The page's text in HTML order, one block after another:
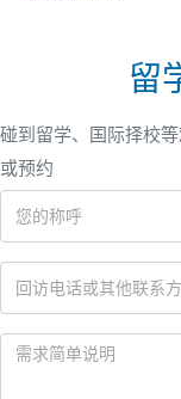
留
碰到留学、国际择校
或预约